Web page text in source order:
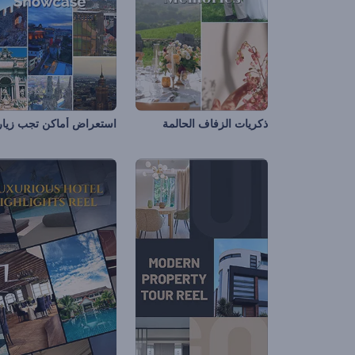
ذكريات الزفاف الحالمة استعراض أماكن تجب